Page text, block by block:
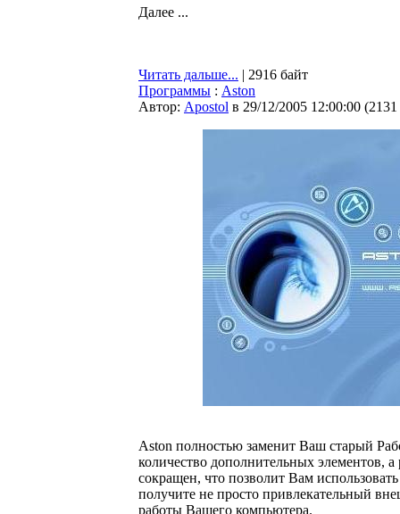
Далее ...
Читать дальше... | 2916 байт
Программы : Aston
Автор: Apostol в 29/12/2005 12:00:00 (
Aston полностью заменит Ваш старый
количество дополнительных элементов,
сокращен, что позволит Вам
получите не просто привлекательный
работы Вашего компьютера.